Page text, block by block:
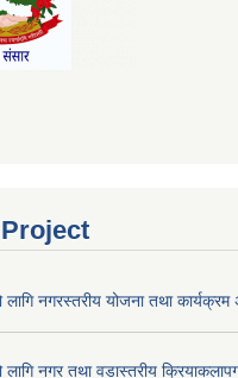
नगरस्तरीय योजना तथा
नगर तथा वडास्तरीय